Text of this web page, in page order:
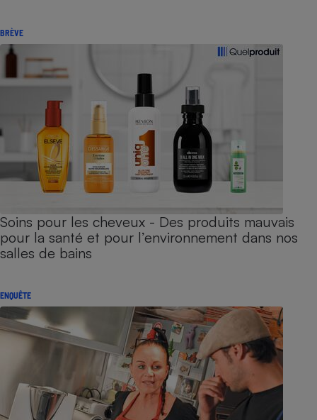
BRÈVE
Soins pour les cheveux - Des produits mauvais
pour la santé et pour l’environnement dans nos
salles de bains
ENQUÊTE